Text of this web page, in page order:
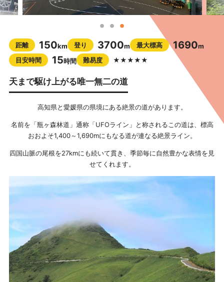
距離 150km 登り 3700m 最大標高 1690m
目安時間
15時間 難易度 ★★★★★
天まで駆け上がる唯一無二の道
高知県と愛媛県の県境にある絶景の道があります。
名前を「瓶ヶ森林道」通称「UFOライン」と称されるこの道は、標高
おおよそ1,400～1,690mにもなる道が連なる絶景ライン。
四国山脈の尾根を27kmにも続いて貫き、季節毎に自然豊かな表情を見
せてくれます。